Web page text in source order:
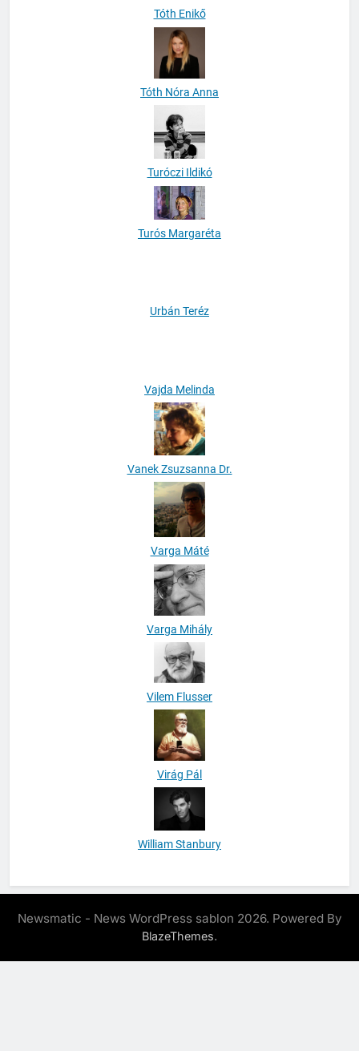
Tóth Enikő
Tóth Nóra Anna
Turóczi Ildikó
Turós Margaréta
Urbán Teréz
Vajda Melinda
Vanek Zsuzsanna Dr.
Varga Máté
Varga Mihály
Vilem Flusser
Virág Pál
William Stanbury
Newsmatic - News WordPress sablon 2026. Powered By
BlazeThemes.